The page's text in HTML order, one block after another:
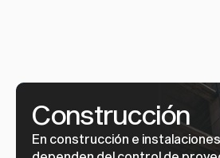
Construcción
En construcción e